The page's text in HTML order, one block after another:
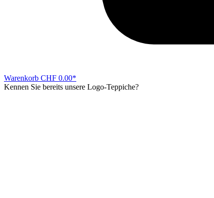
Warenkorb CHF 0.00*
Kennen Sie bereits unsere Logo-Teppiche?